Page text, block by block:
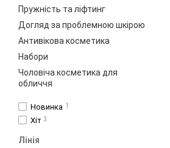
Пружність та ліфтинг
Догляд за проблемною шкірою
Антивікова косметика
Набори
Чоловіча косметика для
обличчя
Новинка 1
Хіт 3
Лінія